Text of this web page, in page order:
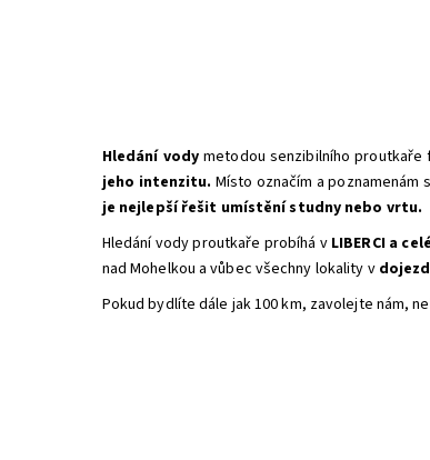
Hledání vody metodou senzibilního proutkaře
jeho intenzitu. Místo označím a
je nejlepší řešit umístění studny nebo vrtu.
Hledání vody proutkaře probíhá v LIBERCI a
nad Mohelkou a vůbec všechny lokality v
Pokud bydlíte dále jak 100 km, zavolejte nám,